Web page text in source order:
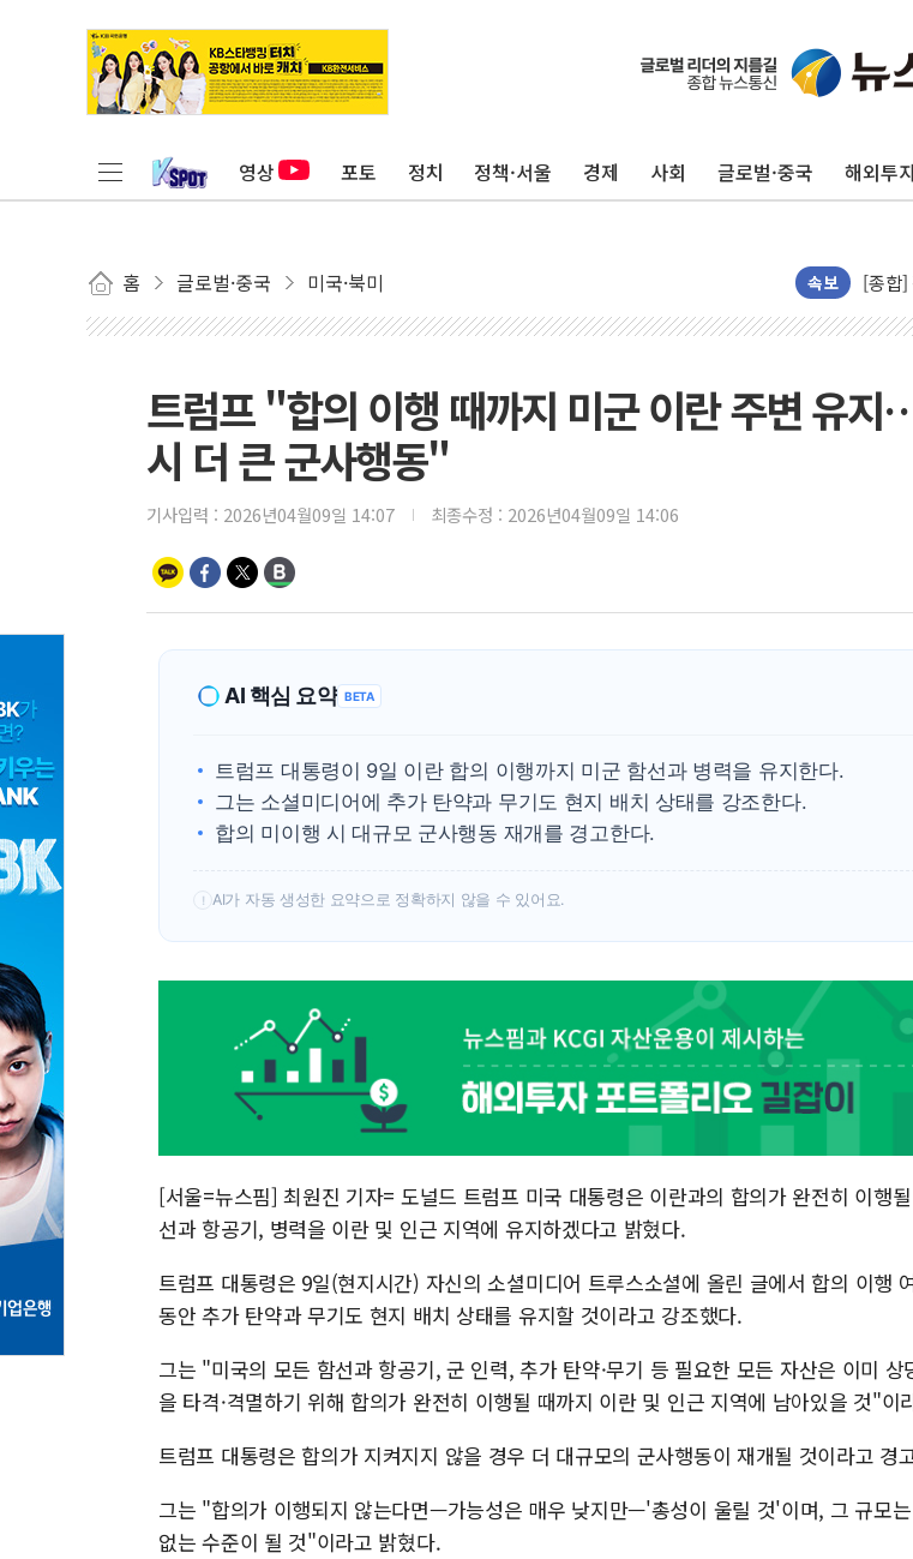
영상 포토 정치 정책·서울 경제 사회 글로벌·중국 해외투
홈 글로벌·중국 미국·북미 속보
포항
울진·
인천
김민
[속보]
[속보]
강릉
폐기
추미
인천
인천
'화
트럼프 "합의 이행 때까지 미군 이란 주변 유지
시 더 큰 군사행동"
기사입력 : 2026년04월09일 14:07 최종수정 : 2026년04월09일 14:06
AI 핵심 요약 BETA
트럼프 대통령이 9일 이란 합의 이행까지 미군 함선과 병력을 유지한다.
그는 소셜미디어에 추가 탄약과 무기도 현지 배치 상태를 강조한다.
합의 미이행 시 대규모 군사행동 재개를 경고한다.
! AI가 자동 생성한 요약으로 정확하지 않을 수 있어요.
[서울=뉴스핌] 최원진 기자= 도널드 트럼프 미국 대통령은 이란과의 합의가 완전히 이행
선과 항공기, 병력을 이란 및 인근 지역에 유지하겠다고 밝혔다.
트럼프 대통령은 9일(현지시간) 자신의 소셜미디어 트루스소셜에 올린 글에서 합의 이행
동안 추가 탄약과 무기도 현지 배치 상태를 유지할 것이라고 강조했다.
그는 "미국의 모든 함선과 항공기, 군 인력, 추가 탄약·무기 등 필요한 모든 자산은 이미 상
을 타격·격멸하기 위해 합의가 완전히 이행될 때까지 이란 및 인근 지역에 남아있을 것"이
트럼프 대통령은 합의가 지켜지지 않을 경우 더 대규모의 군사행동이 재개될 것이라고 경
그는 "합의가 이행되지 않는다면—가능성은 매우 낮지만—'총성이 울릴 것'이며, 그 규모
없는 수준이 될 것"이라고 밝혔다.